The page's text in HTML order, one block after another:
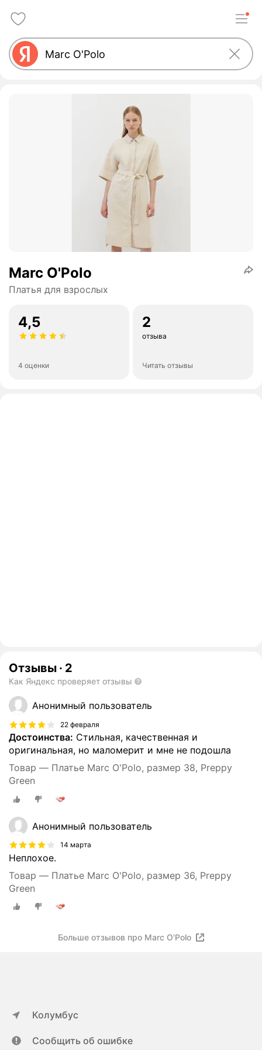
Marc O'Polo
Платья для взрослых
4,5
4 оценки
2
отзыва
Читать отзывы
Отзывы · 2
Как Яндекс проверяет отзывы
Анонимный пользователь
22 февраля
Достоинства: Стильная, качественная и
оригинальная, но маломерит и мне не подошла
Товар — Платье Marc O'Polo, размер 38, Preppy
Green
Анонимный пользователь
14 марта
Неплохое.
Товар — Платье Marc O'Polo, размер 36, Preppy
Green
Больше отзывов про Marc O'Polo
Колумбус
Сообщить об ошибке